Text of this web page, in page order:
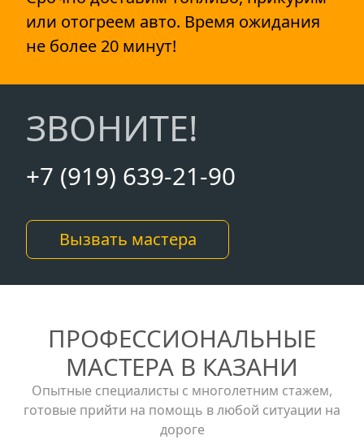
или отогреем авто. Время ожидания
не более 20 минут!
ЗВОНИТЕ!
+7 (919) 639-21-90
Вызвать мастера
ПРОФЕССИОНАЛЬНЫЕ
МАСТЕРА В КАЗАНИ
Опытные специалисты с многолетним стажем,
готовые прийти на помощь в любой ситуации на
дороге